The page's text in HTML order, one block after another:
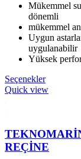
Mükemmel
dönemli
mükemmel
Uygun
uygulanabilir
Yüksek
SeçeneklerBu
ürünün
var.
ürün
Quick view
REÇİNE